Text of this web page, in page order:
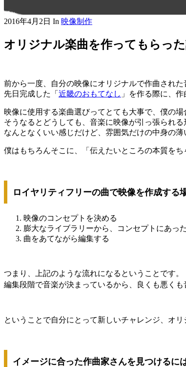
2016年4月2日 In 映像制作
オリジナル楽曲を作ってもらっ
前から一度、自分の映像にオリジナルで作曲され
先日完成した「 近畿のおもてなし 」を作る際に、
映像に使用する楽曲選びってとても大事で、僕の
そうなるとどうしても、音楽に映像が引っ張られる
なんとなくいい感じだけど、雰囲気だけの中身の薄
僕はもちろんそこに、「伝えたいところの本質を
ロイヤリティフリーの曲で映像を作成する
映像のコンセプトを決める
膨大なライブラリーから、コンセプトにあっ
曲をあてながら編集する
つまり、上記のような流れになるということです。
編集段階で音楽が決まっているから、良くも悪く
ということで自分にとって新しいチャレンジ、オ
イメージに合った作曲家さんを見つけるに